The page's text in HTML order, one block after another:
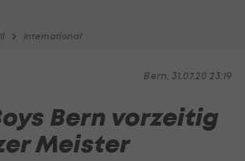
International
Bern, 31.07.20 23:19
Bern vorzeitig
Meister